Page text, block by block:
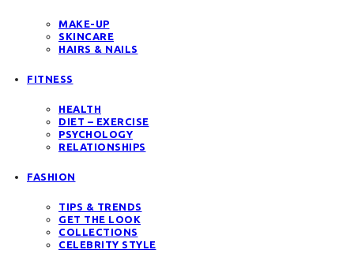
MAKE-UP
SKINCARE
HAIRS & NAILS
FITNESS
HEALTH
DIET – EXERCISE
PSYCHOLOGY
RELATIONSHIPS
FASHION
TIPS & TRENDS
GET THE LOOK
COLLECTIONS
CELEBRITY STYLE